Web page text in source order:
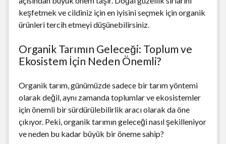
keşfetmek ve cildiniz için en iyisini seçmek için organik
ürünleri tercih etmeyi düşünebilirsiniz.
Organik Tarımın Geleceği: Toplum ve
Ekosistem İçin Neden Önemli?
Organik tarım, günümüzde sadece bir tarım yöntemi
olarak değil, aynı zamanda toplumlar ve ekosistemler
için önemli bir sürdürülebilirlik aracı olarak da öne
çıkıyor. Peki, organik tarımın geleceği nasıl şekilleniyor
ve neden bu kadar büyük bir öneme sahip?